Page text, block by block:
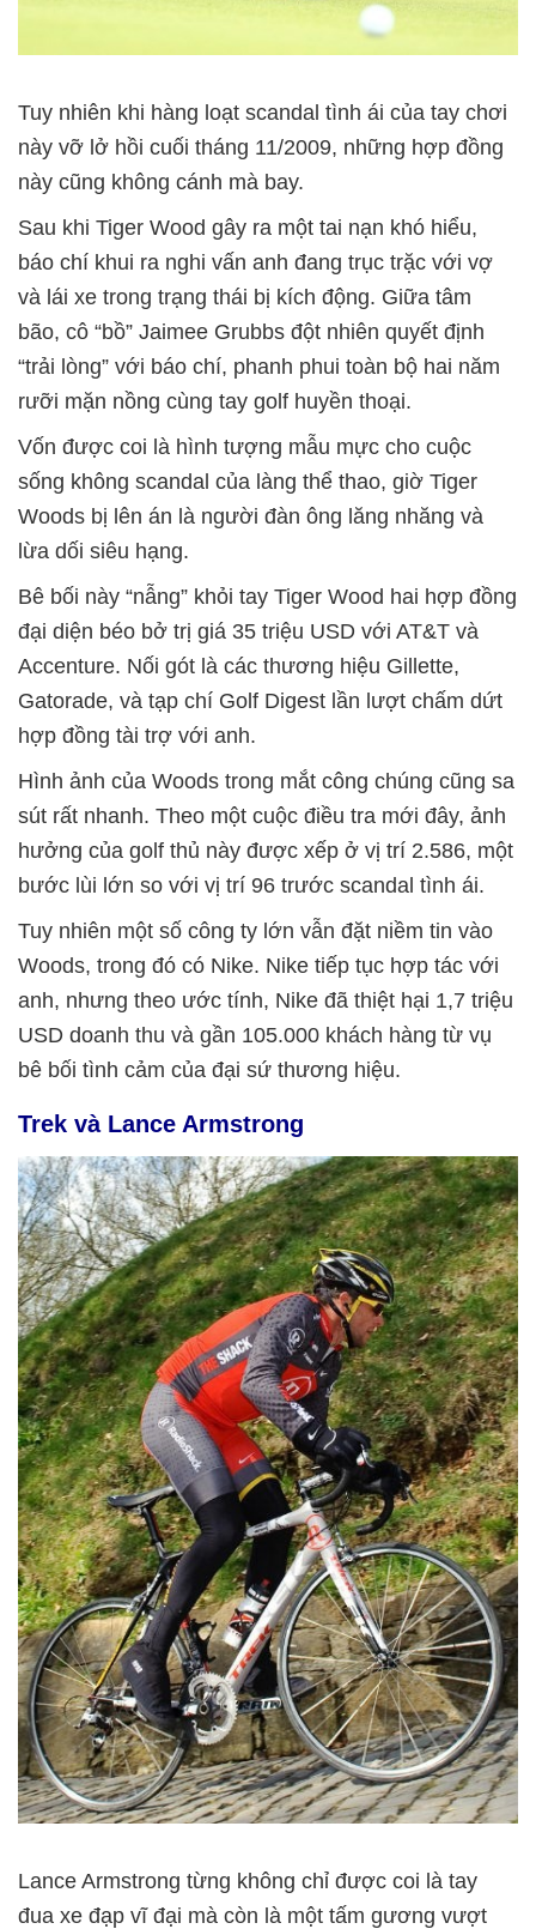
Tuy nhiên khi hàng loạt scandal tình ái của tay chơi
này vỡ lở hồi cuối tháng 11/2009, những hợp đồng
này cũng không cánh mà bay.
Sau khi Tiger Wood gây ra một tai nạn khó hiểu,
báo chí khui ra nghi vấn anh đang trục trặc với vợ
và lái xe trong trạng thái bị kích động. Giữa tâm
bão, cô “bồ” Jaimee Grubbs đột nhiên quyết định
“trải lòng” với báo chí, phanh phui toàn bộ hai năm
rưỡi mặn nồng cùng tay golf huyền thoại.
Vốn được coi là hình tượng mẫu mực cho cuộc
sống không scandal của làng thể thao, giờ Tiger
Woods bị lên án là người đàn ông lăng nhăng và
lừa dối siêu hạng.
Bê bối này “nẫng” khỏi tay Tiger Wood hai hợp đồng
đại diện béo bở trị giá 35 triệu USD với AT&T và
Accenture. Nối gót là các thương hiệu Gillette,
Gatorade, và tạp chí Golf Digest lần lượt chấm dứt
hợp đồng tài trợ với anh.
Hình ảnh của Woods trong mắt công chúng cũng sa
sút rất nhanh. Theo một cuộc điều tra mới đây, ảnh
hưởng của golf thủ này được xếp ở vị trí 2.586, một
bước lùi lớn so với vị trí 96 trước scandal tình ái.
Tuy nhiên một số công ty lớn vẫn đặt niềm tin vào
Woods, trong đó có Nike. Nike tiếp tục hợp tác với
anh, nhưng theo ước tính, Nike đã thiệt hại 1,7 triệu
USD doanh thu và gần 105.000 khách hàng từ vụ
bê bối tình cảm của đại sứ thương hiệu.
Trek và Lance Armstrong
Lance Armstrong từng không chỉ được coi là tay
đua xe đạp vĩ đại mà còn là một tấm gương vượt